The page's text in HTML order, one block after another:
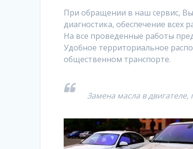
При обращении в наш сервис,
диагностика, обеспечение всех
На все проведенные работы
Удобное территориальное
общественном транспорте.
Замена масла в